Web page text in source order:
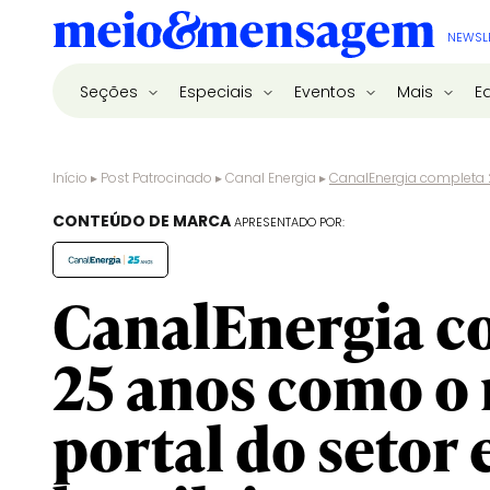
Seções Especiais Eventos Mais
Início ▸ Post Patrocinado ▸Canal Energia ▸CanalEnergia
CONTEÚDO DE MARCAAPRESENTADO POR:
CanalEnergia
25 anos como
portal do setor